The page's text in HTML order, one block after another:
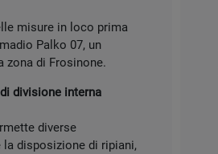
misure in loco prima
Palko 07, un
zona di Frosinone.
divisione interna
diverse
disposizione di ripiani,